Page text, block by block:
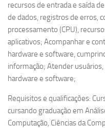
recursos de entrada e saída
de dados, registros de erros,
processamento (CPU),
aplicativos; Acompanhar e
hardware e software,
informação; Atender
hardware e software;
Requisitos e qualificações:
cursando graduação em
Computação, Ciências da